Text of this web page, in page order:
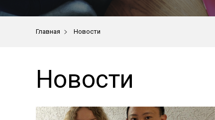
Главная > Новости
Новости